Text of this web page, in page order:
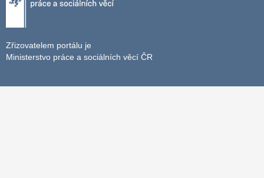
Zřizovatelem portálu je
Ministerstvo práce a sociálních věcí ČR